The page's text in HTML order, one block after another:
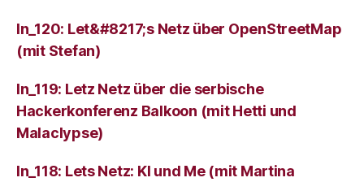
ln_120: Let&#8217;s Netz über OpenStreetMap
(mit Stefan)
ln_119: Letz Netz über die serbische
Hackerkonferenz Balkoon (mit Hetti und
Malaclypse)
ln_118: Lets Netz: KI und Me (mit Martina